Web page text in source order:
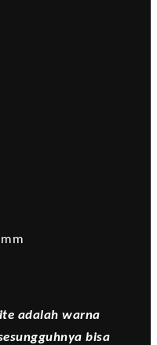
adalah warna
bisa